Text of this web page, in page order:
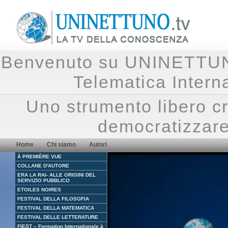
Benvenuto su
Telematica
Uno strumento libero
Home Chi siamo Autori
À PREMIÈRE VUE
COLLANE D'AUTORE
ERA LA RAI- ALLE ORIGINI DEL
SERVIZIO PUBBLICO
ETOILES NOIRES
FESTIVAL DELLA FILOSOFIA
FESTIVAL DELLA MATEMATICA
FESTIVAL DELLE LETTERATURE
FIEST – Formation Internationale à